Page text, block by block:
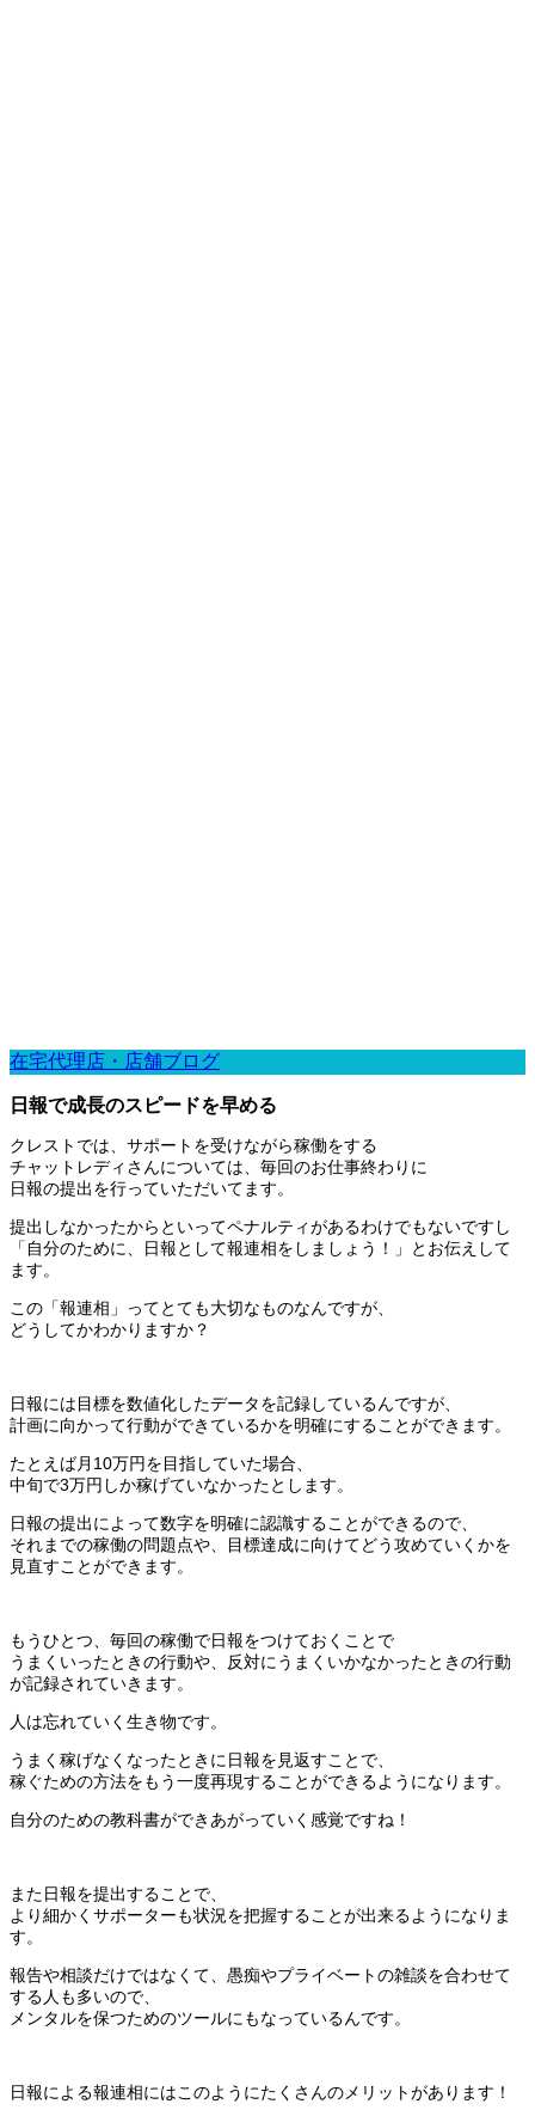
在宅代理店・店舗ブログ
日報で成長のスピードを早める
クレストでは、サポートを受けながら稼働をする
チャットレディさんについては、毎回のお仕事終わりに
日報の提出を行っていただいてます。
提出しなかったからといってペナルティがあるわけでもないですし
「自分のために、日報として報連相をしましょう！」とお伝えして
ます。
この「報連相」ってとても大切なものなんですが、
どうしてかわかりますか？
日報には目標を数値化したデータを記録しているんですが、
計画に向かって行動ができているかを明確にすることができます。
たとえば月10万円を目指していた場合、
中旬で3万円しか稼げていなかったとします。
日報の提出によって数字を明確に認識することができるので、
それまでの稼働の問題点や、目標達成に向けてどう攻めていくかを
見直すことができます。
もうひとつ、毎回の稼働で日報をつけておくことで
うまくいったときの行動や、反対にうまくいかなかったときの行動
が記録されていきます。
人は忘れていく生き物です。
うまく稼げなくなったときに日報を見返すことで、
稼ぐための方法をもう一度再現することができるようになります。
自分のための教科書ができあがっていく感覚ですね！
また日報を提出することで、
より細かくサポーターも状況を把握することが出来るようになりま
す。
報告や相談だけではなくて、愚痴やプライベートの雑談を合わせて
する人も多いので、
メンタルを保つためのツールにもなっているんです。
日報による報連相にはこのようにたくさんのメリットがあります！